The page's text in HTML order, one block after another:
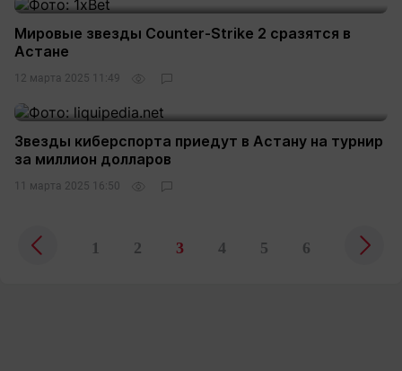
Мировые звезды Counter-Strike 2 сразятся в
Астане
12 марта 2025 11:49
Звезды киберспорта приедут в Астану на турнир
за миллион долларов
11 марта 2025 16:50
1 2 3 4 5 6